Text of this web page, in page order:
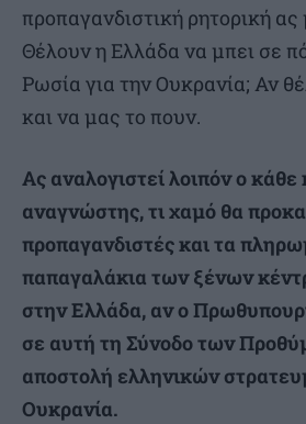
προπαγανδιστική ρητορική
Θέλουν η Ελλάδα να μπει σε
Ρωσία για την Ουκρανία; Αν
και να μας το πουν.
Ας αναλογιστεί λοιπόν ο κάθε
αναγνώστης, τι χαμό θα
προπαγανδιστές και τα
παπαγαλάκια των ξένων
στην Ελλάδα, αν ο
σε αυτή τη Σύνοδο των
αποστολή ελληνικών
Ουκρανία.